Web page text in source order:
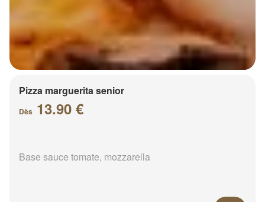
Pizza marguerita senior
Dès 13.90 €
Base sauce tomate, mozzarella